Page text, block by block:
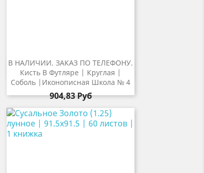
В НАЛИЧИИ. ЗАКАЗ ПО ТЕЛЕФОНУ.
Кисть В Футляре | Круглая |
Соболь |Иконописная Школа № 4
904,83 Руб
 Быстрый просмотр